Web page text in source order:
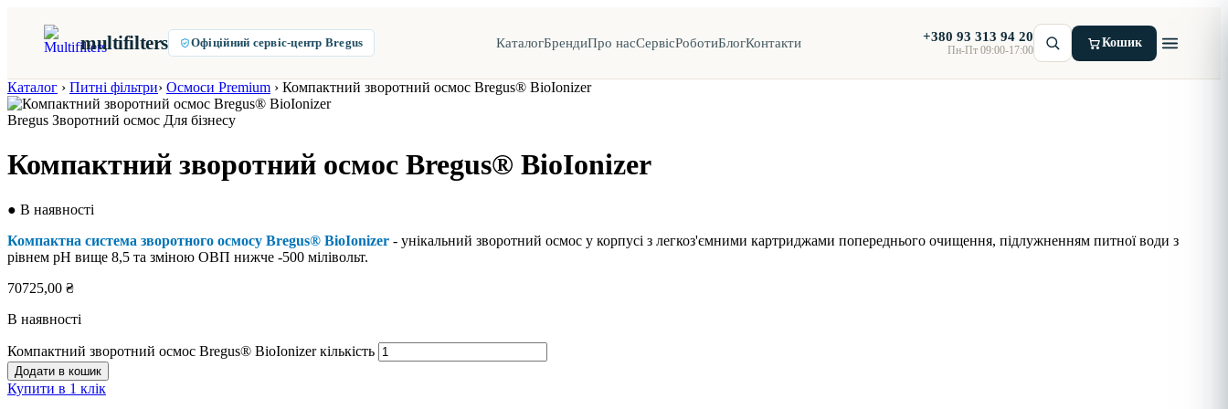
multifilters Офіційний сервіс-центр Bregus КаталогБрендиПро насСервісРоботиБлогКонтакти +380 93 313 94 20
Пн-Пт 09:00-17:00
Кошик
Каталог › Питні фільтри› Осмоси Premium › Компактний зворотний осмос Bregus® BioIonizer
Bregus Зворотний осмос Для бізнесу
Компактний зворотний осмос Bregus® BioIonizer
● В наявності
Компактна система зворотного осмосу Bregus® BioIonizer - унікальний зворотний осмос у корпусі з легкоз'ємними картриджами попереднього очищення, підлужненням питної води з
рівнем рН вище 8,5 та зміною ОВП нижче -500 мілівольт.
70725,00 ₴
В наявності
Компактний зворотний осмос Bregus® BioIonizer кількість
Додати в кошик
Купити в 1 клік